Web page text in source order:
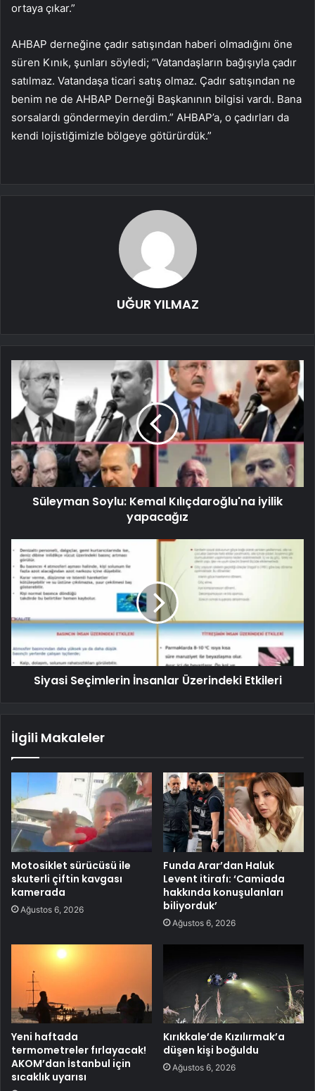
ortaya çıkar.”
AHBAP derneğine çadır satışından haberi olmadığını öne
süren Kınık, şunları söyledi; “Vatandaşların bağışıyla çadır
satılmaz. Vatandaşa ticari satış olmaz. Çadır satışından ne
benim ne de AHBAP Derneği Başkanının bilgisi vardı. Bana
sorsalardı göndermeyin derdim.” AHBAP’a, o çadırları da
kendi lojistiğimizle bölgeye götürürdük.”
UĞUR YILMAZ
Süleyman Soylu: Kemal Kılıçdaroğlu'na iyilik
yapacağız
Siyasi Seçimlerin İnsanlar Üzerindeki Etkileri
İlgili Makaleler
Motosiklet sürücüsü ile
skuterli çiftin kavgası
kamerada
Ağustos 6, 2026
Funda Arar’dan Haluk
Levent itirafı: ‘Camiada
hakkında konuşulanları
biliyorduk’
Ağustos 6, 2026
Yeni haftada
termometreler fırlayacak!
AKOM’dan İstanbul için
sıcaklık uyarısı
Kırıkkale’de Kızılırmak’a
düşen kişi boğuldu
Ağustos 6, 2026